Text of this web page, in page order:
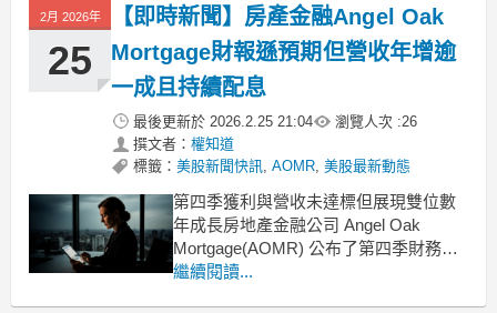
營收皆未達市場預期根據 Angel
2月 2026年
25
【即時新聞】房產金融Angel Oak
Mortgage財報遜預期但營收年增逾
一成且持續配息
最後更新於 2026.2.25 21:04 瀏覽人次 :26
撰文者： 權知道
標籤： 美股新聞快訊, AOMR, 美股最新動態
第四季獲利與營收未達標但展現雙位數
年成長房地產金融公司 Angel Oak
Mortgage(AOMR) 公布了第四季財務報
告，數據顯示其營運表現呈現好壞參半
繼續閱讀...